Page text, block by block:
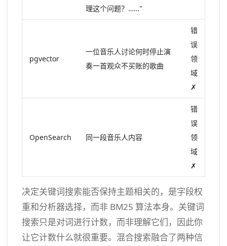
理这个问题？……"
pgvector
一位音乐人讨论何时停止演
奏一首观众不买账的歌曲
错
误
领
域
✗
OpenSearch 同一段音乐人内容
错
误
领
域
✗
决定关键词搜索能否保持主题相关的，是字段权
重和分析器选择，而非 BM25 算法本身。关键词
搜索只是对词进行计数，而非理解它们，因此你
让它计数什么就很重要。混合搜索融合了两种信